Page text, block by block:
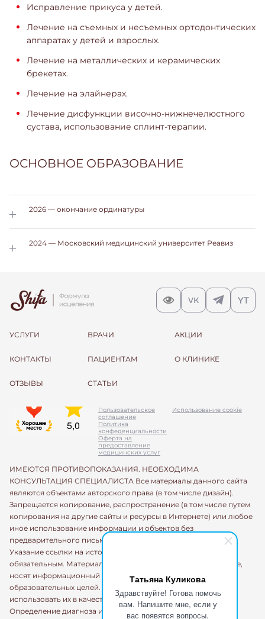
Татьяна Куликова
Здравствуйте! Готова помочь
вам. Напишите мне, если у
вас появятся вопросы.
Исправление прикуса у детей.
Лечение на съемных и несъемных ортодонтических
аппаратах у детей и взрослых.
Лечение на металлических и керамических
брекетах.
Лечение на элайнерах.
Лечение дисфункции височно-нижнечелюстного
сустава, использование сплинт-терапии.
ОСНОВНОЕ ОБРАЗОВАНИЕ
2026 — окончание ординатуры
2024 — Московский медицинский университет Реавиз
УСЛУГИ ВРАЧИ АКЦИИ
КОНТАКТЫ ПАЦИЕНТАМ О КЛИНИКЕ
ОТЗЫВЫ СТАТЬИ
Пользовательское
соглашение
Политика
конфеденциальности
Оферта на
предоставление
медицинских услуг
Использование cookie
ИМЕЮТСЯ ПРОТИВОПОКАЗАНИЯ. НЕОБХОДИМА
КОНСУЛЬТАЦИЯ СПЕЦИАЛИСТА Все материалы данного сайта
являются объектами авторского права (в том числе дизайн).
Запрещается копирование, распространение (в том числе путем
копирования на другие сайты и ресурсы в Интернете) или любое
иное использование информации и объектов без
предварительного письменного согласия правообладателя.
Указание ссылки на источник информации является
обязательным. Материалы, размещенные на данной странице,
носят информационный характер и предназначены для
образовательных целей. Посетители сайта не должны
использовать их в качестве медицинских рекомендаций.
Определение диагноза и выбор методики лечения остается